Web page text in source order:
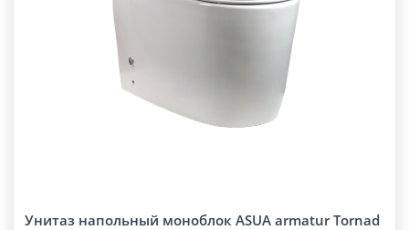
Унитаз напольный моноблок ASUA armatur Tornad